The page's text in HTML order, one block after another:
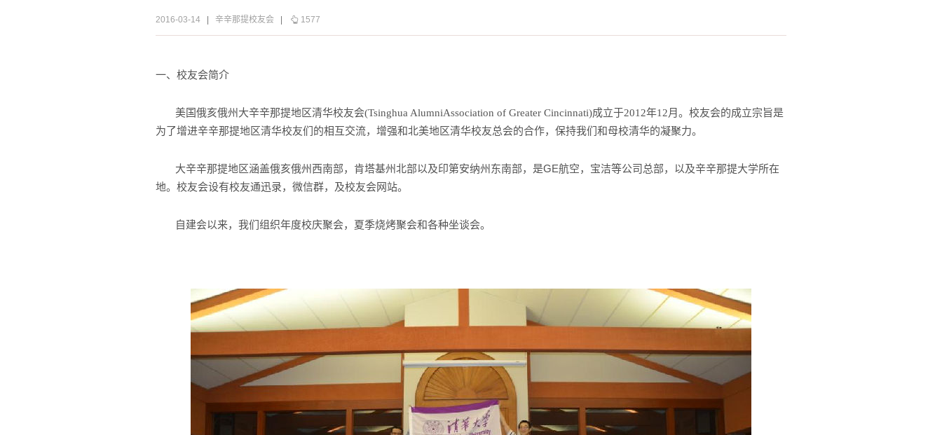
2016-03-14 辛辛那提校友会 1577
一、校友会简介
美国俄亥俄州大辛辛那提地区清华校友会(Tsinghua AlumniAssociation of Greater Cincinnati)成立于2012年12月。校友会的成立宗旨是
为了增进辛辛那提地区清华校友们的相互交流，增强和北美地区清华校友总会的合作，保持我们和母校清华的凝聚力。
大辛辛那提地区涵盖俄亥俄州西南部，肯塔基州北部以及印第安纳州东南部，是GE航空，宝洁等公司总部，以及辛辛那提大学所在
地。 校友会设有校友通迅录，微信群，及校友会网站。
自建会以来，我们组织年度校庆聚会，夏季烧烤聚会和各种坐谈会。